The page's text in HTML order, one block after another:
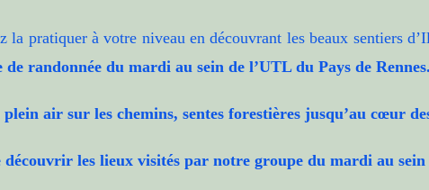
la pratiquer à votre niveau en découvrant les beaux sentiers
randonnée du mardi au sein de l’UTL du Pays de Rennes.
air sur les chemins, sentes forestières jusqu’au cœur
les lieux visités par notre groupe du mardi au